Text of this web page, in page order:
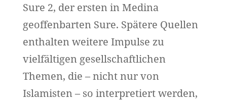
Sure 2, der ersten in Medina
geoffenbarten Sure. Spätere Quellen
enthalten weitere Impulse zu
vielfältigen gesellschaftlichen
Themen, die – nicht nur von
Islamisten – so interpretiert werden,